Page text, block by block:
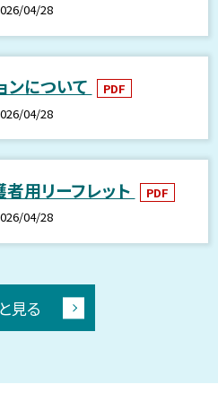
04/28
ンについて
PDF
04/28
者用リーフレット
PDF
04/28
見る